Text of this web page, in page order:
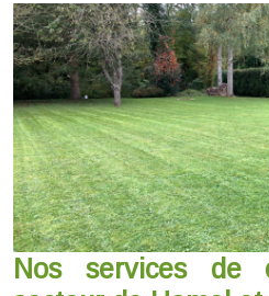
Nos services de